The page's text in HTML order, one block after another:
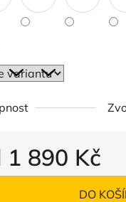
1 890 Kč
cena:
DO